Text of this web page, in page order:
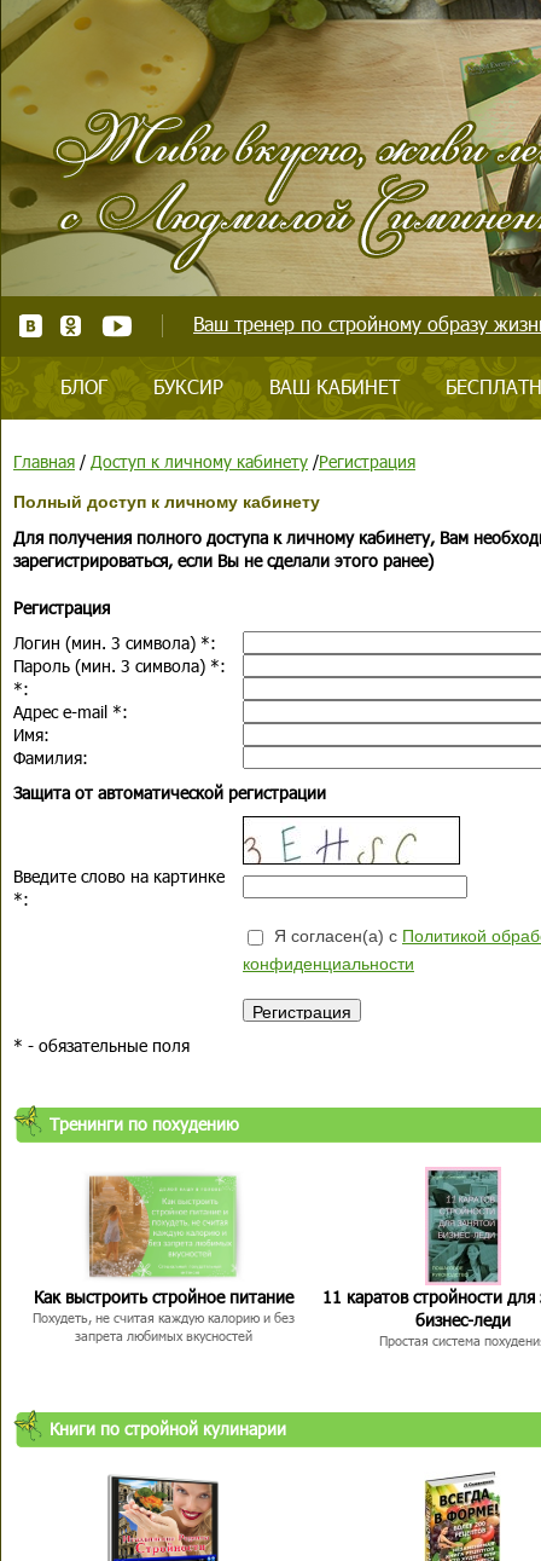
Ваш тренер по стройному образу
БЛОГ БУКСИР ВАШ КАБИНЕТ
Главная / Доступ к личному кабинету /Регистрация
Полный доступ к личному кабинету
Для получения полного доступа к личному кабинету, Вам
зарегистрироваться, если Вы не сделали этого ранее)
Регистрация
Логин (мин. 3 символа) *:
Пароль (мин. 3 символа) *:
*:
Адрес e-mail *:
Имя:
Фамилия:
Защита от автоматической регистрации
Введите слово на картинке
*:
Я согласен(а) с Политикой
конфиденциальности
* - обязательные поля
Тренинги по похудению
Как выстроить стройное питание
Похудеть, не считая каждую калорию и без
запрета любимых вкусностей
11 каратов стройности для
бизнес-леди
Простая система
Книги по стройной кулинарии